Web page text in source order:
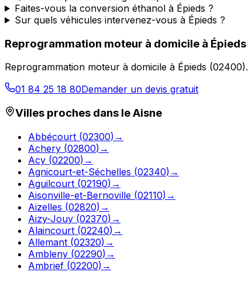
Faites-vous la conversion éthanol à Épieds ?
Sur quels véhicules intervenez-vous à Épieds ?
Reprogrammation moteur à domicile à Épieds
Reprogrammation moteur à domicile à Épieds (02400).
01 84 25 18 80Demander un devis gratuit
Villes proches dans leAisne
Abbécourt (02300) →
Achery (02800) →
Acy (02200) →
Agnicourt-et-Séchelles (02340) →
Aguilcourt (02190) →
Aisonville-et-Bernoville (02110) →
Aizelles (02820) →
Aizy-Jouy (02370) →
Alaincourt (02240) →
Allemant (02320) →
Ambleny (02290) →
Ambrief (02200) →